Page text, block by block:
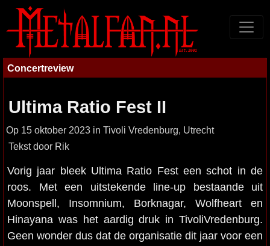
Concertreview
Ultima Ratio Fest II
Op 15 oktober 2023 in Tivoli Vredenburg, Utrecht
Tekst door Rik
Vorig jaar bleek Ultima Ratio Fest een schot in de
roos. Met een uitstekende line-up bestaande uit
Moonspell, Insomnium, Borknagar, Wolfheart en
Hinayana was het aardig druk in TivoliVredenburg.
Geen wonder dus dat de organisatie dit jaar voor een